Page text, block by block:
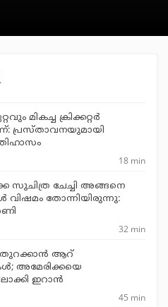
മികച്ച ക്രിക്കറ്റര്‍
പ്രസ്താവനയുമായി
18 min
സുചിത്ര ചേച്ചി അങ്ങനെ
തോന്നിയിരുന്നു:
32 min
ആറ്
അമേരിക്കയെ
ഇറാന്‍
45 min